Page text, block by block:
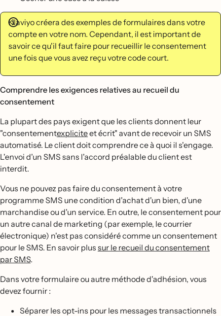
Klaviyo créera des exemples de formulaires dans votre
compte en votre nom. Cependant, il est important de
savoir ce qu'il faut faire pour recueillir le consentement
une fois que vous avez reçu votre code court.
Comprendre les exigences relatives au recueil du
consentement
La plupart des pays exigent que les clients donnent leur
"consentementexpliciteet écrit" avant de recevoir un SMS
automatisé. Le client doit comprendre ce à quoi il s'engage.
L'envoi d'un SMS sans l'accord préalable du client est
interdit.
Vous ne pouvez pas faire du consentement à votre
programme SMS une condition d'achat d'un bien, d'une
marchandise ou d'un service. En outre, le consentement pour
un autre canal de marketing (par exemple, le courrier
électronique) n'est pas considéré comme un consentement
pour le SMS. En savoir plus sur le recueil du consentement
par SMS.
Dans votre formulaire ou autre méthode d'adhésion, vous
devez fournir :
Séparer les opt-ins pour les messages transactionnels